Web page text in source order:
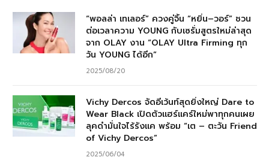
“พอลล่า เทเลอร์” ควงคู่จิ้น “หยิ่น–วอร์” ชวน
ต่อเวลาความ YOUNG กับเซรั่มสูตรใหม่ล่าสุด
จาก OLAY งาน “OLAY Ultra Firming ทุก
วัน YOUNG ได้อีก”
2025/08/20
Vichy Dercos จัดอีเว้นท์สุดยิ่งใหญ่ Dare to
Wear Black เปิดตัวแฮร์แคร์ใหม่พาทุกคนเผย
ลุคดำมั่นใจไร้รังแค พร้อม “เต – ตะวัน Friend
of Vichy Dercos”
2025/06/04